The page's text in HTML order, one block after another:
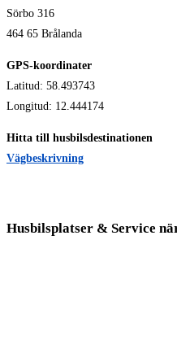
Sörbo 316
464 65 Brålanda
GPS-koordinater
Latitud: 58.493743
Longitud: 12.444174
Hitta till husbilsdestinationen
Vägbeskrivning
Husbilsplatser & Service